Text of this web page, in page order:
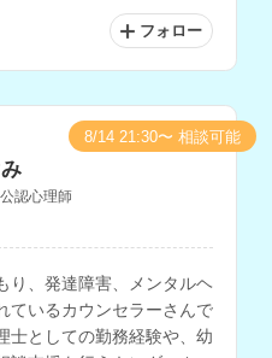
フォロー
認心理師
り、発達障害、メンタルヘ
ているカウンセラーさんで
士としての勤務経験や、幼
8/14 21:30〜 相談可能